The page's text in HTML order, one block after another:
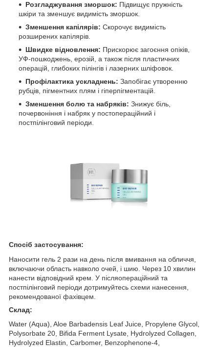
Розгладжування зморшок: Підвищує пружність
шкіри та зменшує видимість зморшок.
Зменшення капілярів: Скорочує видимість
розширених капілярів.
Швидке відновлення: Прискорює загоєння опіків,
УФ-пошкоджень, ерозій, а також після пластичних
операцій, глибоких пілінгів і лазерних шліфовок.
Профілактика ускладнень: Запобігає утворенню
рубців, пігментних плям і гіперпігментацій.
Зменшення болю та набряків: Знижує біль,
почервоніння і набряк у постопераційний і
постпілінговий періоди.
Спосіб застосування:
Наносити гель 2 рази на день після вмивання на обличчя,
включаючи область навколо очей, і шию. Через 10 хвилин
нанести відповідний крем. У післяопераційний та
постпілінговий періоди дотримуйтесь схеми нанесення,
рекомендованої фахівцем.
Склад:
Water (Aqua), Aloe Barbadensis Leaf Juice, Propylene Glycol,
Polysorbate 20, Bifida Ferment Lysate, Hydrolyzed Collagen,
Hydrolyzed Elastin, Carbomer, Benzophenone-4,